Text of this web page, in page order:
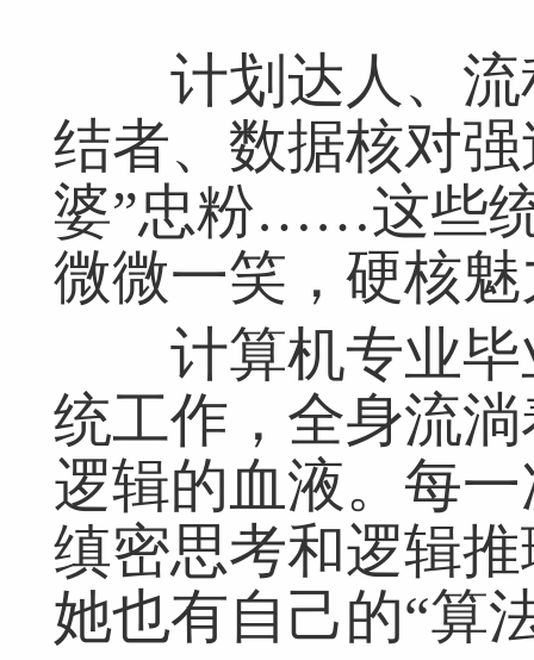
计划达人、流
结者、数据核对
婆”忠粉……这些
微微一笑，硬核
计算机专业毕
统工作，全身流
逻辑的血液。每
缜密思考和逻辑
她也有自己的“算